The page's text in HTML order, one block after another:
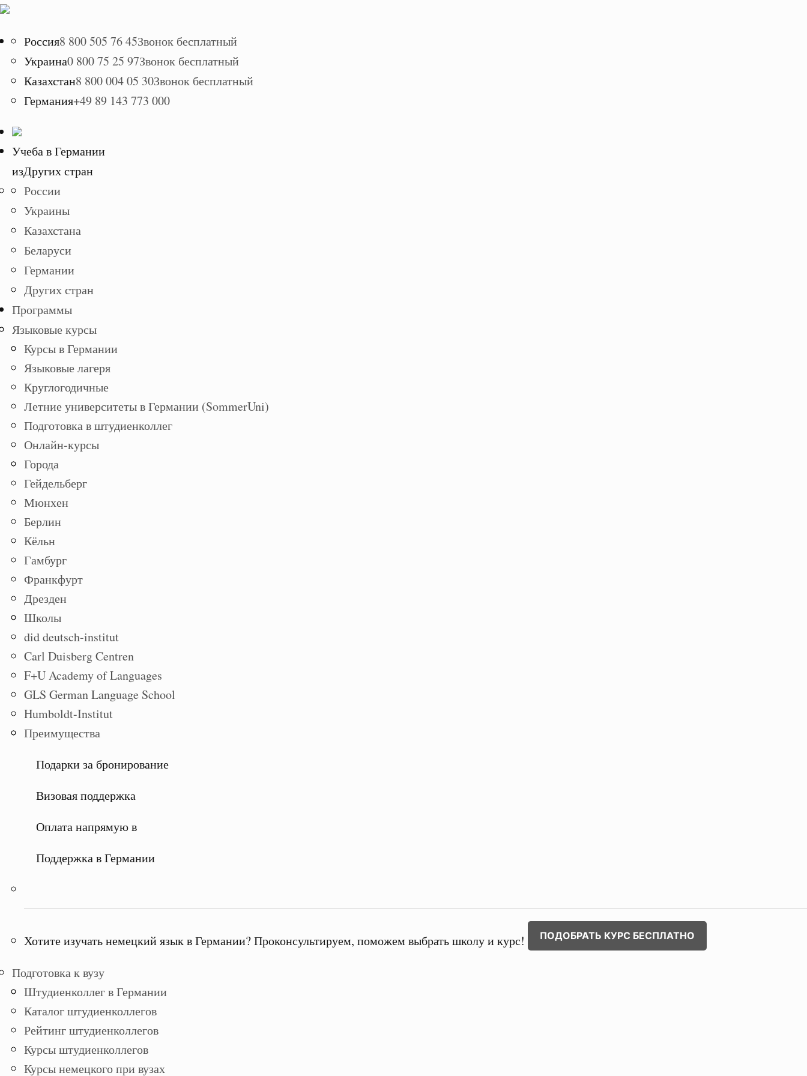
Россия8 800 505 76 45Звонок бесплатный
Украина0 800 75 25 97Звонок бесплатный
Казахстан8 800 004 05 30Звонок бесплатный
Германия+49 89 143 773 000
Учеба в Германии
изДругих стран
России
Украины
Казахстана
Беларуси
Германии
Других стран
Программы
Языковые курсы
Курсы в Германии
Языковые лагеря
Круглогодичные
Летние университеты в Германии (SommerUni)
Подготовка в штудиенколлег
Онлайн-курсы
Города
Гейдельберг
Мюнхен
Берлин
Кёльн
Гамбург
Франкфурт
Дрезден
Школы
did deutsch-institut
Carl Duisberg Centren
F+U Academy of Languages
GLS German Language School
Humboldt-Institut
Преимущества
Подарки за бронирование
Визовая поддержка
Оплата напрямую в
Поддержка в Германии
Хотите изучать немецкий язык в Германии? Проконсультируем, поможем выбрать школу и курс! ПОДОБРАТЬ КУРС БЕСПЛАТНО
Подготовка к вузу
Штудиенколлег в Германии
Каталог штудиенколлегов
Рейтинг штудиенколлегов
Курсы штудиенколлегов
Курсы немецкого при вузах